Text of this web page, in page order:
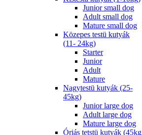
Junior small dog
Adult small dog
Mature small dog
Közepes testü kutyák
(11- 24kg)
Starter
Junior
Adult
Mature
Nagytestü kutyák (25-
45kg)
Junior large dog
Adult large dog
Mature large dog
Óriás tetstü kutyák (45kg